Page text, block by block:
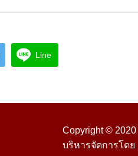
Line
Copyright ©
บริหารจัดการโด